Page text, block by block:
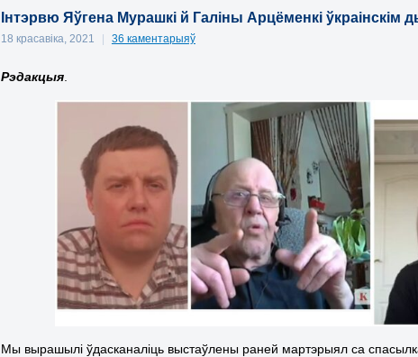
Інтэрвю Яўгена Мурашкі й Галіны Арцёменкі ўкраінскім
18 красавіка, 2021 36 каментарыяў
Рэдакцыя
Мы вырашылі ўдасканаліць выстаўлены раней мартэрыял са